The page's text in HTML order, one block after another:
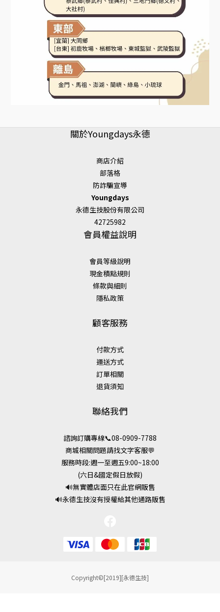
關於Youngdays永德
商店介紹
部落格
防詐騙宣導
Youngdays
永德生技股份有限公司
42725982
會員權益說明
會員等級說明
現金積點規則
條款與細則
隱私政策
顧客服務
付款方式
運送方式
訂單相關
退貨須知
聯絡我們
諮詢訂購專線📞08-0909-7788
商城相關問題請找文字客服💬
服務時段:週一至週五9:00~18:00
(六日&國定假日放假)
🔊無實體店面只在此官網販售
🔊永德生技沒有授權給其他通路販售
Copyright©[2019][永德生技]